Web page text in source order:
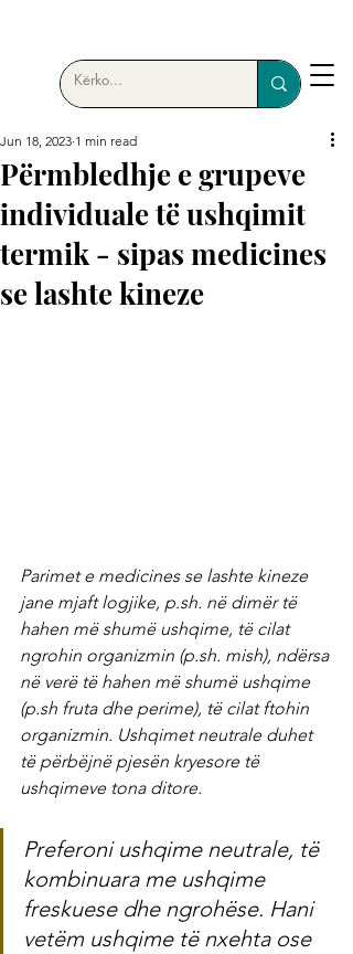
Përmbledhje e grupeve
individuale të ushqimit
termik - sipas medicines
se lashte kineze
Jun 18, 2023 1 min read
Parimet e medicines se lashte kineze
jane mjaft logjike, p.sh. në dimër të
hahen më shumë ushqime, të cilat
ngrohin organizmin (p.sh. mish), ndërsa
në verë të hahen më shumë ushqime
(p.sh fruta dhe perime), të cilat ftohin
organizmin. Ushqimet neutrale duhet
të përbëjnë pjesën kryesore të
ushqimeve tona ditore.
Preferoni ushqime neutrale, të
kombinuara me ushqime
freskuese dhe ngrohëse. Hani
vetëm ushqime të nxehta ose